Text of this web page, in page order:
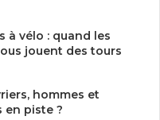
à vélo : quand les
jouent des tours
hommes et
en piste ?